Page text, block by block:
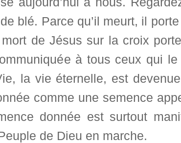
blé. Parce qu’il meurt, il
de Jésus sur la croix
à tous ceux qui le
la vie éternelle, est
comme une semence
donnée est surtout
de Dieu en marche.